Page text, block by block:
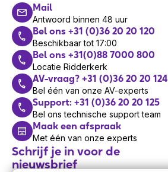
Mail
Antwoord binnen 48 uur
Bel ons +31 (0)36 20 20 120
Beschikbaar tot 17:00
Bel ons +31(0)88 7000 800
Locatie Ridderkerk
AV-vraag? +31 (0)36 20 20 124
Bel één van onze AV-experts
Support: +31 (0)36 20 20 125
Bel ons technische support team
Maak een afspraak
Met één van onze experts
Schrijf je in voor de
nieuwsbrief